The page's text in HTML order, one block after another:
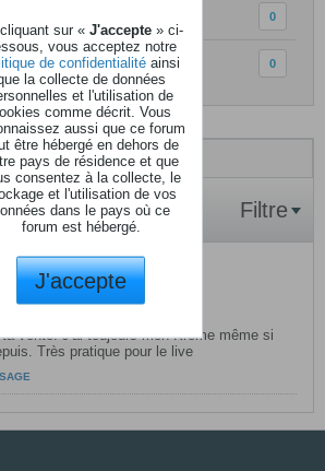
0
0
Filtre
a répondu àKorg Krome 73
de vente
vente! J'ai toujours mon Krome même si
Très pratique pour le live
sur « J'accepte » ci-
vous acceptez notre
de confidentialitéainsi
la collecte de données
et l'utilisation de
comme décrit. Vous
aussi que ce forum
être hébergé en dehors de
pays de résidence et que
consentez à la collecte, le
et l'utilisation de vos
dans le pays où ce
forum est hébergé.
J'accepte